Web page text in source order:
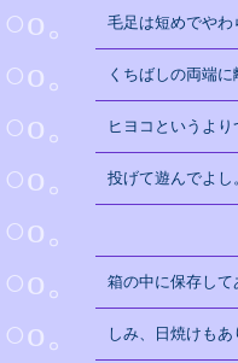
○o。 毛足は短めでや
○o。 くちばしの両端
○o。 ヒヨコというよ
○o。 投げて遊んでよし
○o。
○o。
箱の中に保存し
○o。 しみ、日焼けも